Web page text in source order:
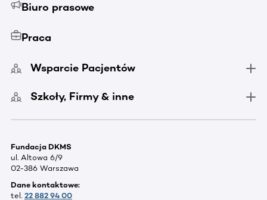
Biuro prasowe
Praca
Wsparcie Pacjentów
Szkoły, Firmy & inne
Fundacja DKMS
ul. Altowa 6/9
02-386 Warszawa
Dane kontaktowe:
tel. 22 882 94 00